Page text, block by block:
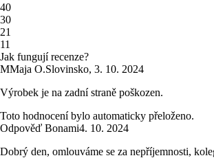
40
30
21
11
Jak fungují recenze?
MMaja O.Slovinsko, 3. 10. 2024
Výrobek je na zadní straně poškozen.
Toto hodnocení bylo automaticky přeloženo.
Odpověď Bonami4. 10. 2024
Dobrý den, omlouváme se za nepříjemnosti,